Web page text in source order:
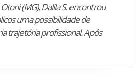
(MG), Dalila S. encontrou
uma possibilidade de
trajetória profissional. Após